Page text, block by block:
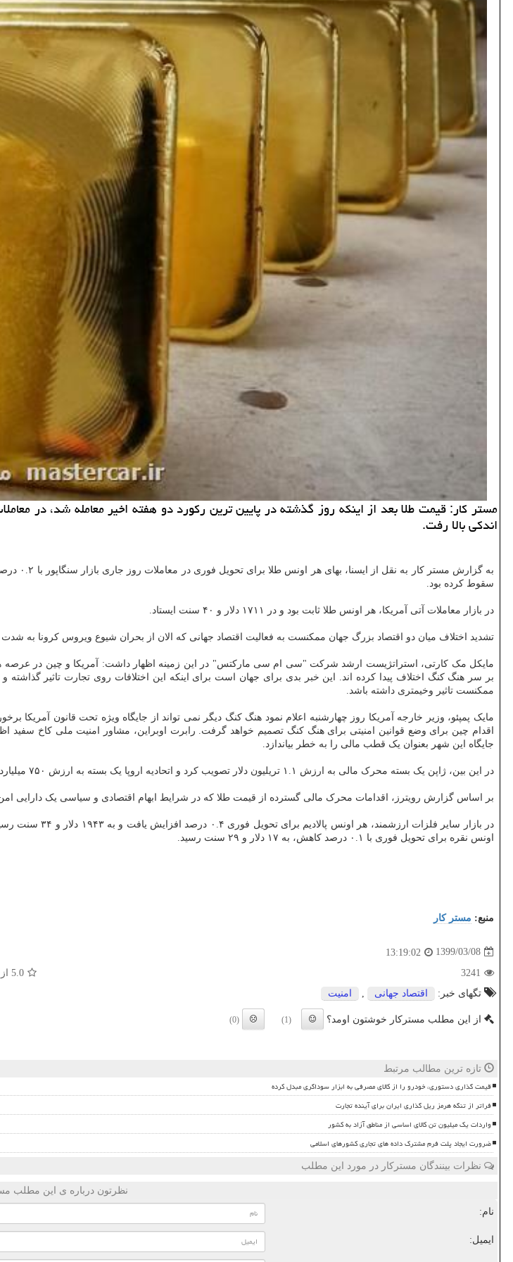
مستر كار: قیمت طلا بعد از اینكه روز گذشته در پایین ترین ركورد دو هفته اخیر معامله شد، در
اندكی بالا رفت.
سقوط کرده بود.
در بازار معاملات آتی آمریکا، هر اونس طلا ثابت بود و در ۱۷۱۱ دلار و ۴۰ سنت ایستاد.
تشدید اختلاف میان دو اقتصاد بزرگ جهان ممکنست به فعالیت اقتصاد جهانی که الان از بحران شیوع ویروس کرونا به
مایکل مک کارتی، استراتژیست ارشد شرکت "سی ام سی مارکتس" در این زمینه اظهار داشت: آمریکا و چین در عرصه های
بر سر هنگ کنگ اختلاف پیدا کرده اند. این خبر بدی برای جهان است برای اینکه این اختلافات روی تجارت تاثیر
ممکنست تاثیر وخیمتری داشته باشد.
مایک پمپئو، وزیر خارجه آمریکا روز چهارشنبه اعلام نمود هنگ کنگ دیگر نمی تواند از جایگاه ویژه تحت قانون آمریکا
اقدام چین برای وضع قوانین امنیتی برای هنگ کنگ تصمیم خواهد گرفت. رابرت اوبراین، مشاور امنیت ملی کاخ
جایگاه این شهر بعنوان یک قطب مالی را به خطر بیاندازد.
در این بین، ژاپن یک بسته محرک مالی به ارزش ۱.۱ تریلیون دلار تصویب کرد و اتحادیه اروپا یک بسته به ارزش ۷۵۰ میلیارد یورو رونمایی نمود.
بر اساس گزارش رویترز، اقدامات محرک مالی گسترده از قیمت طلا که در شرایط ابهام اقتصادی و سیاسی یک دارایی
اونس نقره برای تحویل فوری با ۰.۱ درصد کاهش، به ۱۷ دلار و ۲۹ سنت رسید.
منبع: مستر كار
1399/03/08
13:19:02
3241
5.0 از 5
تگهای خبر:
اقتصاد جهانی , امنیت
از این مطلب مسترکار خوشتون اومد؟ (1)
(0)
تازه ترین مطالب مرتبط
قیمت گذاری دستوری، خودرو را از کالای مصرفی به ابزار سوداگری مبدل کرده
فراتر از تنگه هرمز ریل گذاری ایران برای آینده تجارت
واردات یک میلیون تن کالای اساسی از مناطق آزاد به کشور
ضرورت ایجاد پلت فرم مشترک داده های تجاری کشورهای اسلامی
نظرات بینندگان مسترکار در مورد این مطلب
نظرتون درباره ی این مطلب
نام:
ایمیل: